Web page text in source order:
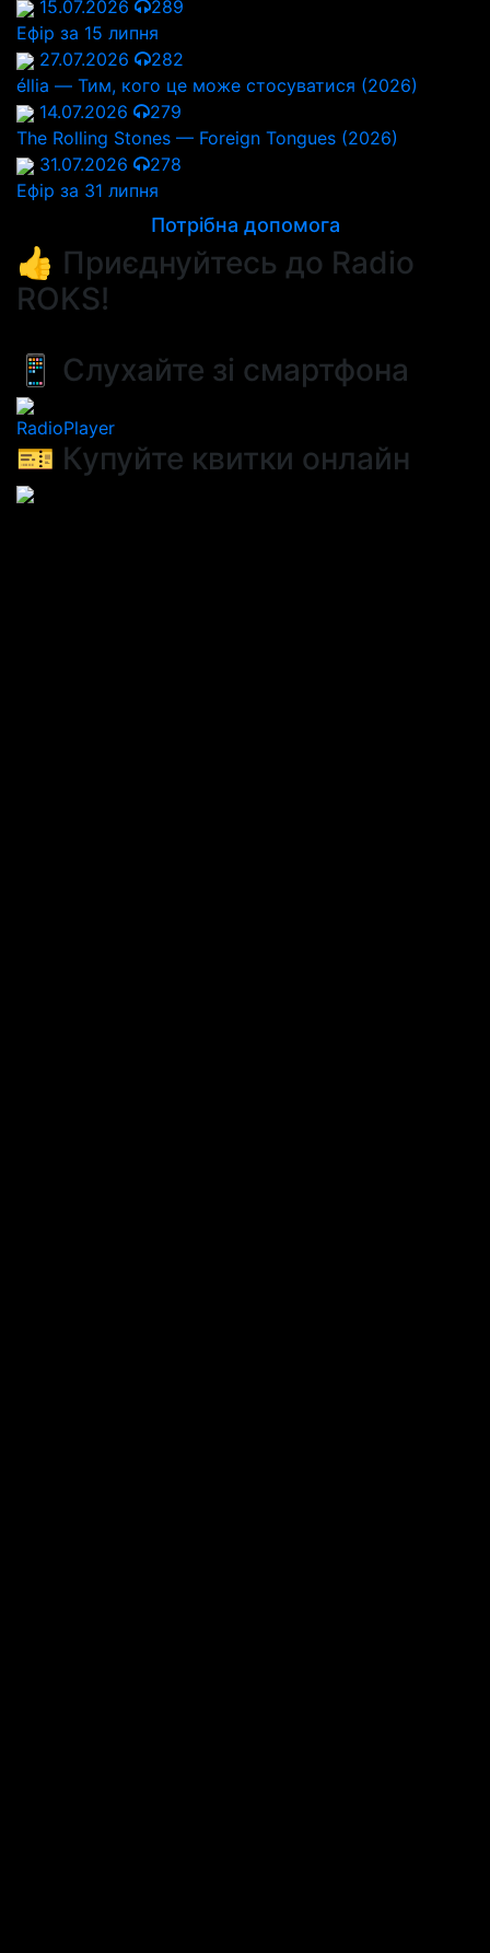
15.07.2026
289
Ефір за 15 липня
27.07.2026
282
éllia — Тим, кого це може стосуватися (2026)
14.07.2026
279
The Rolling Stones — Foreign Tongues (2026)
31.07.2026
278
Ефір за 31 липня
Потрібна допомога
👍 Приєднуйтесь до Radio
ROKS!
📱 Слухайте зі смартфона
RadioPlayer
🎫 Купуйте квитки онлайн